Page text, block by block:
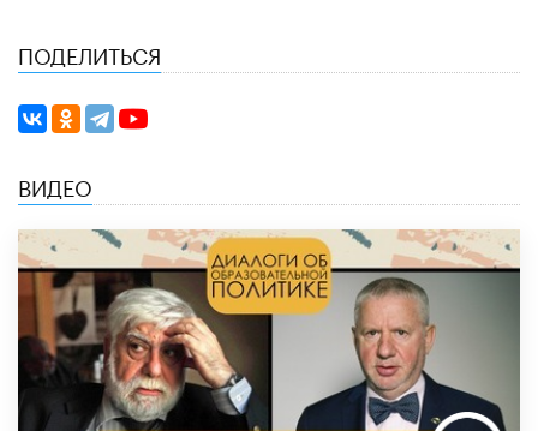
ПОДЕЛИТЬСЯ
ВИДЕО